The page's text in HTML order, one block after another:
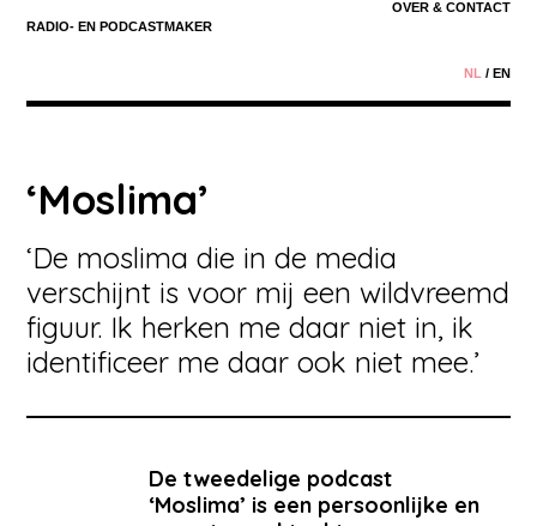
RADIO- ENPODCASTMAKER
NL / EN
OVER & CONTACT
‘Moslima’
​‘De moslima die in de media
verschijnt is voor mij een wildvreemd
figuur. Ik herken me daar niet in, ik
identificeer me daar ook niet mee.’
De tweedelige podcast
‘Moslima’ is een persoonlijke en